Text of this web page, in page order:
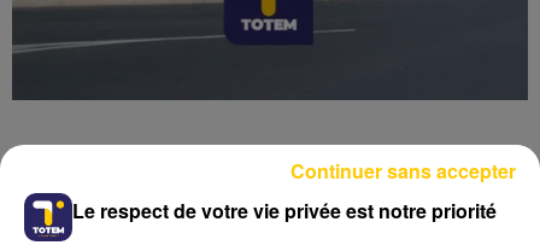
Le respect de votre vie privée est notre priorité
Continuer sans accepter